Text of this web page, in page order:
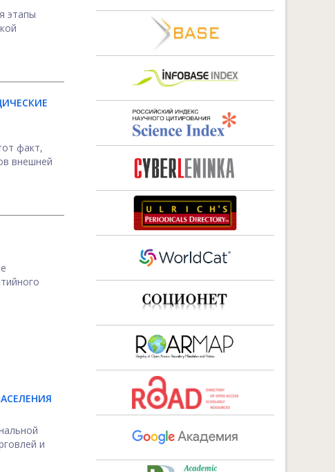
этапы
факт,
внешней
и